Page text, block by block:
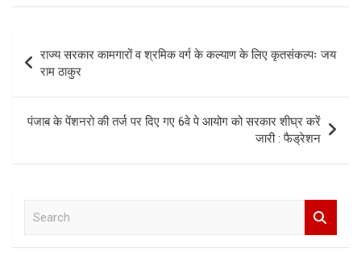
ce
o
o
k
ail
at
s
A
p
p
navigation
राज्य सरकार कामगारों व श्रमिक वर्ग के कल्याण के लिए कृतसंकल्पः जय
राम ठाकुर
पंजाब के पेंशनरो की तर्ज पर दिए गए 6वे पे आयोग को सरकार शीघ्र करें
जारी : फैड्रेशन